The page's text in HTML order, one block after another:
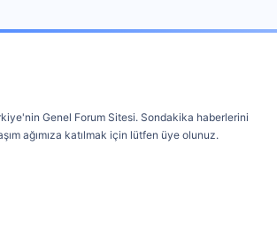
Genel Forum Sitesi. Sondakika haberlerini
ağımıza katılmak için lütfen üye olunuz.